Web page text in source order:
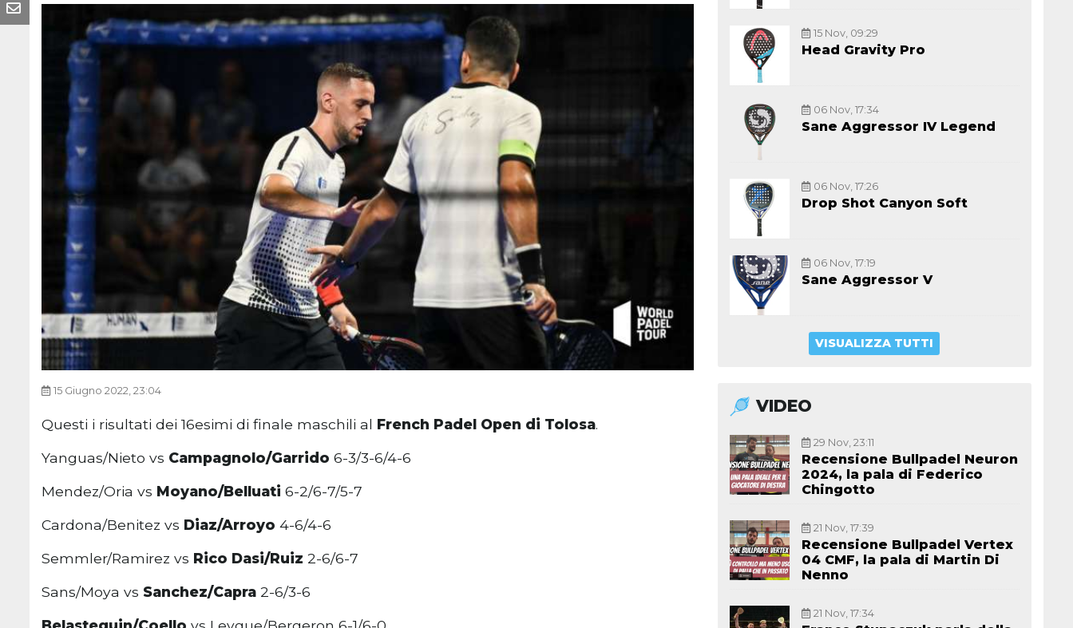
15 Giugno 2022, 23:04
Questi i risultati dei 16esimi di finale maschili al French Padel Open di Tolosa.
Yanguas/Nieto vs Campagnolo/Garrido 6-3/3-6/4-6
Mendez/Oria vs Moyano/Belluati 6-2/6-7/5-7
Cardona/Benitez vs Diaz/Arroyo 4-6/4-6
Semmler/Ramirez vs Rico Dasi/Ruiz 2-6/6-7
Sans/Moya vs Sanchez/Capra 2-6/3-6
15 Nov, 09:29
Head Gravity Pro
06 Nov, 17:34
Sane Aggressor IV Legend
06 Nov, 17:26
Drop Shot Canyon Soft
06 Nov, 17:19
Sane Aggressor V
VISUALIZZA TUTTI
VIDEO
29 Nov, 23:11
Recensione Bullpadel Neuron
2024, la pala di Federico
Chingotto
21 Nov, 17:39
Recensione Bullpadel Vertex
04 CMF, la pala di Martin Di
Nenno
21 Nov, 17:34